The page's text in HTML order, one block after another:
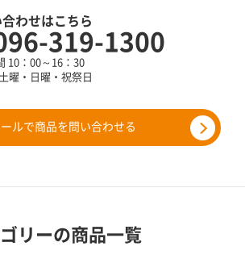
わせはこちら
319-1300
10：00～16：30
曜・日曜・祝祭日
ールで商品を問い合わせる
リーの商品一覧